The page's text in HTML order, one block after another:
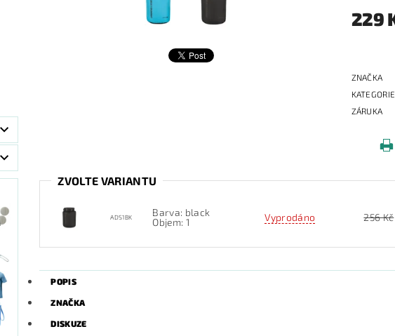
229
ZNAČKA
KATEGORIE
ZÁRUKA
ZVOLTE VARIANTU
ADS1BK
Barva: black
Objem: 1
Vyprodáno 256 Kč
POPIS
ZNAČKA
DISKUZE